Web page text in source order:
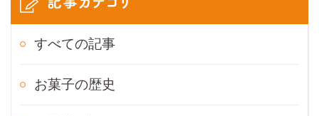
すべての記事
お菓子の歴史